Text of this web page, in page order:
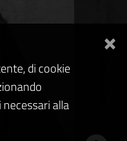
×
di cookie
alla